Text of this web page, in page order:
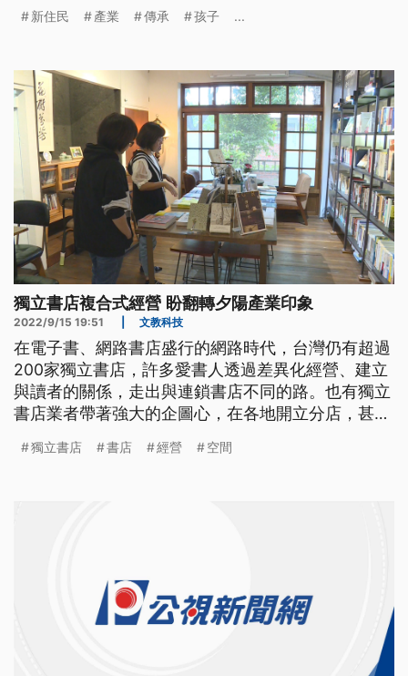
充滿挑戰和艱辛，卻也闖出自己的一片天。
新住民 產業 傳承 孩子 ...
獨立書店複合式經營 盼翻轉夕陽產業印象
2022/9/15 19:51 文教科技
在電子書、網路書店盛行的網路時代，台灣仍有超過
200家獨立書店，許多愛書人透過差異化經營、建立
與讀者的關係，走出與連鎖書店不同的路。也有獨立
書店業者帶著強大的企圖心，在各地開立分店，甚至
轉書店已是夕陽產業的印象。
獨立書店 書店 經營 空間